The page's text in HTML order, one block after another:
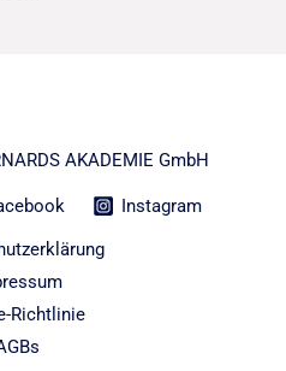
AKADEMIE GmbH
Instagram
Richtlinie